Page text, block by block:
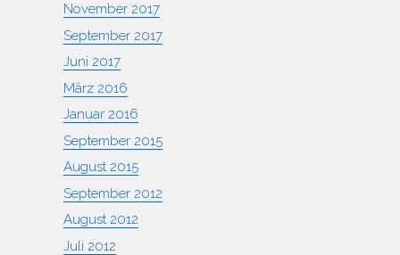
November 2017
September 2017
Juni 2017
März 2016
Januar 2016
September 2015
August 2015
September 2012
August 2012
Juli 2012